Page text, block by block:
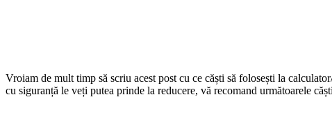
Vroiam de mult timp să scriu acest post cu ce căști să folosești la
cu siguranță le veți putea prinde la reducere, vă recomand următoarele